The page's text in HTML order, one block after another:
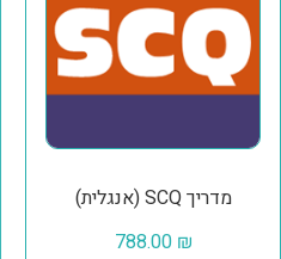
מדריך SCQ (אנגלית)
788.00 ₪